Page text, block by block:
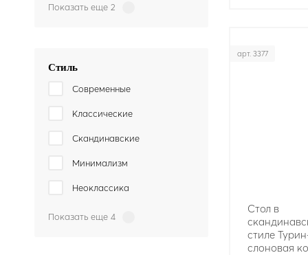
Показать еще 2
Стиль
Современные
Классические
Скандинавские
Минимализм
Неоклассика
Показать еще 4
арт. 3377
Стол в
стиле
слоновая